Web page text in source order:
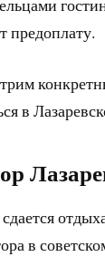
предоплату.
в
в